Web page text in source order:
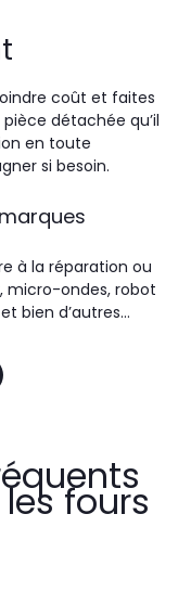
coût et faites
détachée qu’il
en toute
si besoin.
à la réparation ou
micro-ondes, robot
bien d’autres…
fours